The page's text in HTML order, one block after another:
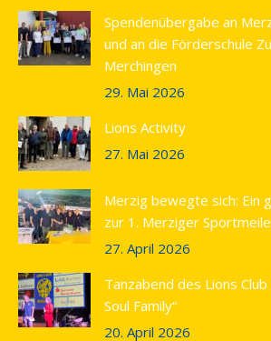
in
new
window
Spendenübergabe an
und an die Förderschule
Merchingen
29. Mai 2026
Lions Activity
27. Mai 2026
Merzig bewegte sich: Ein
zur 1. Merziger Sportmeile
27. April 2026
Tanzabend des Lions
Soul Family“
20. April 2026